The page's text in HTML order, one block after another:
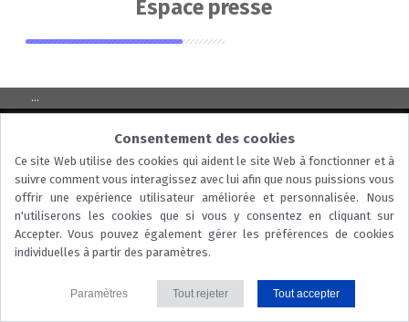
Espace presse
...
© 2026 CCI Dordogne | Nous contacter |Mentions légales
des données| Politique des cookies
Consentement des cookies
Ce site Web utilise des cookies qui aident le site Web à fonctionner et à
suivre comment vous interagissez avec lui afin que nous puissions vous
offrir une expérience utilisateur améliorée et personnalisée. Nous
n'utiliserons les cookies que si vous y consentez en cliquant sur
Accepter. Vous pouvez également gérer les préférences de cookies
individuelles à partir des paramètres.
Paramètres Tout rejeter Tout accepter